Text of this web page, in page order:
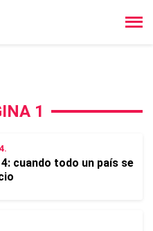
1
cuando todo un país se